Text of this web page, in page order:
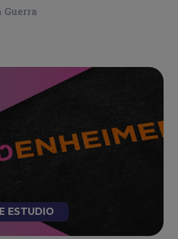
Guerra
ESTUDIO